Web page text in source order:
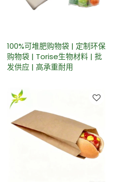
100%可堆肥购物袋 | 定制环保
购物袋 | Torise生物材料 | 批
发供应 | 高承重耐用